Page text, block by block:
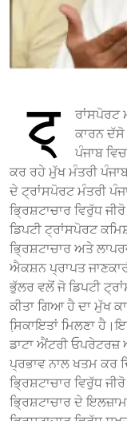
ਟ੍
ਰਾਂਸਪੋਰਟ
ਕਾਰਨ ਦੱਸੋ
ਪੰਜਾਬ
ਕਰ ਰਹੇ ਮੁੱਖ ਮੰਤਰੀ
ਦੇ ਟ੍ਰਾਂਸਪੋਰਟ ਮੰਤਰੀ
ਭ੍ਰਿਸ਼ਟਾਚਾਰ ਵਿਰੁੱਧ
ਡਿਪਟੀ ਟ੍ਰਾਂਸਪੋਰਟ
ਭ੍ਰਿਸ਼ਟਾਚਾਰ ਅਤੇ
ਐਕਸ਼ਨ ਪ੍ਰਾਪਤ
ਭੁੱਲਰ ਵਲੋਂ ਜੋ ਡਿਪਟੀ
ਕੀਤਾ ਗਿਆ ਹੈ ਦਾ ਮੁੱਖ
ਸਿ਼ਕਾਇਤਾਂ ਮਿਲਣਾ
ਡਾਟਾ ਐਂਟਰੀ ਓਪਰੇਟਰਜ਼
ਪ੍ਰਭਾਵ ਨਾਲ ਖਤਮ ਕਰ
ਭ੍ਰਿਸ਼ਟਾਚਾਰ ਵਿਰੁੱਧ
ਭ੍ਰਿਸ਼ਟਾਚਾਰ ਦੇ